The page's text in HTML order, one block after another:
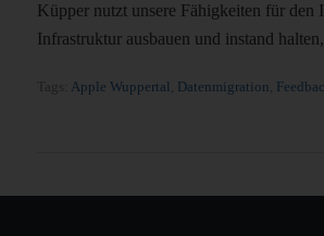
Küpper nutzt unsere Fähigkeiten für
Infrastruktur ausbauen und instand
Apple Wuppertal Datenmigration